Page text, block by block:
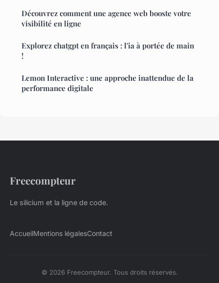
Découvrez comment une agence web booste votre
visibilité en ligne
Explorez chatgpt en français : l'ia à portée de main
!
Lemon Interactive : une approche inattendue de la
performance digitale
Freecompteur
Le silicium et la ligne de code.
AccueilMentions légalesContact
© 2026 Freecompteur. Tous droits réservés.